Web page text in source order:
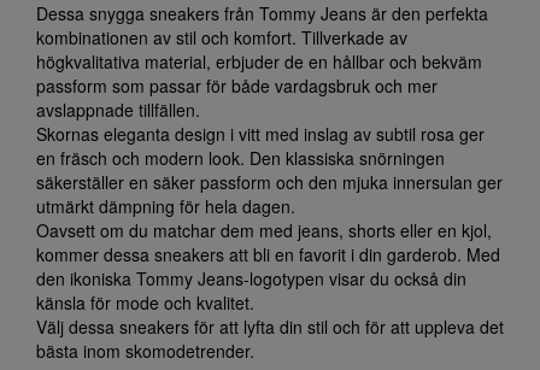
Dessa snygga sneakers från Tommy Jeans är den perfekta
kombinationen av stil och komfort. Tillverkade av
högkvalitativa material, erbjuder de en hållbar och bekväm
passform som passar för både vardagsbruk och mer
avslappnade tillfällen.
Skornas eleganta design i vitt med inslag av subtil rosa ger
en fräsch och modern look. Den klassiska snörningen
säkerställer en säker passform och den mjuka innersulan ger
utmärkt dämpning för hela dagen.
Oavsett om du matchar dem med jeans, shorts eller en kjol,
kommer dessa sneakers att bli en favorit i din garderob. Med
den ikoniska Tommy Jeans-logotypen visar du också din
känsla för mode och kvalitet.
Välj dessa sneakers för att lyfta din stil och för att uppleva det
bästa inom skomodetrender.